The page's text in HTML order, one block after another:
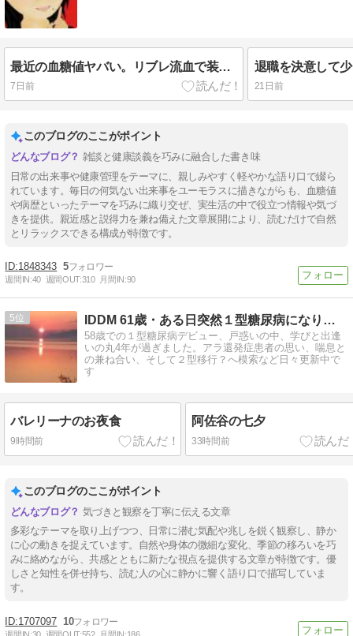
最近の血糖値ヤバい。リブレ流血で装着位置を考えてみる。
7日前 21日前
このブログのここがポイント
雑談と健康談義を巧みに融合した書き味
日常の出来事や健康管理をテーマに、親しみやすく軽やかな語り口で綴ら
れています。毎日の何気ない出来事をユーモラスに描きながらも、血糖値
や病歴といったテーマを巧みに織り交ぜ、実生活の中で役立つ情報や気づ
きを提供。親近感と説得力を兼ね備えた文章展開により、読むだけで自然
とリラックスできる構成が特徴です。
1848343 5
週間IN:40 週間OUT:310 月間IN:90
5 IDDM 61歳・ある日突然１型糖尿病になりました。が…
58歳での１型糖尿病デビュー、戸惑いの中、学びと出逢
いの丸4年が過ぎました。アラ還発症患者の思い、喘息と
の兼ね合い、そして２型移行？へ模索など日々更新中で
す
バレリーナのお夜食
9時間前
阿佐谷の七夕
33時間前
このブログのここがポイント
気づきと観察を丁寧に伝える文章
多彩なテーマを取り上げつつ、日常に潜む気配や兆しを鋭く観察し、静か
に心の動きを捉えています。自然や身体の微細な変化、季節の移ろいを巧
みに絡めながら、共感とともに新たな視点を提供する文章が特徴です。優
しさと知性を併せ持ち、読む人の心に静かに響く語り口で描写していま
す。
1707097 10